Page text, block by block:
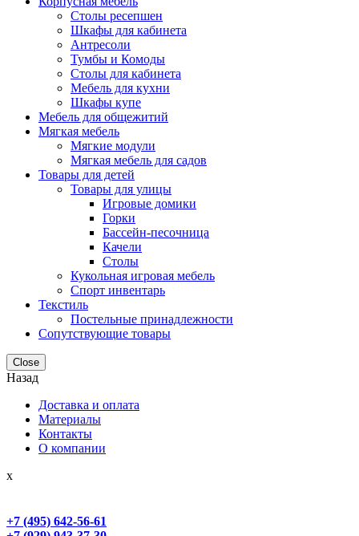
Столы ресепшен
Шкафы для кабинета
Антресоли
Тумбы и Комоды
Столы для кабинета
Мебель для кухни
Шкафы купе
Мебель для общежитий
Мягкая мебель
Мягкие модули
Мягкая мебель для садов
Товары для детей
Товары для улицы
Игровые домики
Горки
Бассейн-песочница
Качели
Столы
Кукольная игровая мебель
Спорт инвентарь
Текстиль
Постельные принадлежности
Сопутствующие товары
Close
Назад
Доставка и оплата
Материалы
Контакты
О компании
x
+7 (495) 642-56-61